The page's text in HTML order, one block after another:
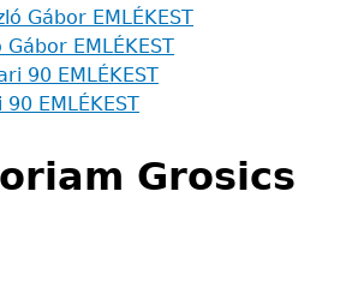
EMLÉKEST
EMLÉKEST
Grosics